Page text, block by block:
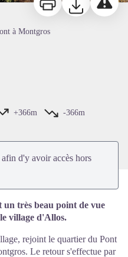
à Montgros
+366m
-366m
d'y avoir accès hors
un très beau point de vue
village d'Allos.
rejoint le quartier du Pont
Le retour s'effectue par